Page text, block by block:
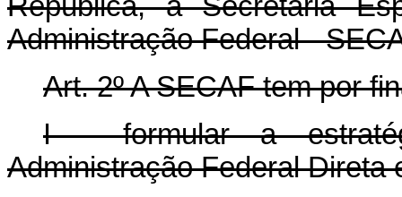
Administração Federal -
Art. 2º A SECAF tem por
I - formular a
Administração Federal Direta